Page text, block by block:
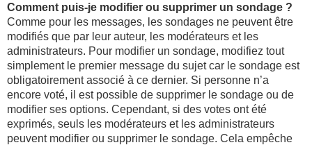
Comment puis-je modifier ou supprimer un sondage ?
Comme pour les messages, les sondages ne peuvent être
modifiés que par leur auteur, les modérateurs et les
administrateurs. Pour modifier un sondage, modifiez tout
simplement le premier message du sujet car le sondage est
obligatoirement associé à ce dernier. Si personne n’a
encore voté, il est possible de supprimer le sondage ou de
modifier ses options. Cependant, si des votes ont été
exprimés, seuls les modérateurs et les administrateurs
peuvent modifier ou supprimer le sondage. Cela empêche